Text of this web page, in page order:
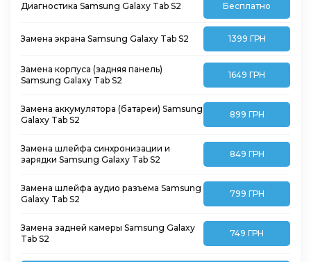
Диагностика Samsung Galaxy Tab S2 Бесплатно
Замена экрана Samsung Galaxy Tab S2 1399 ГРН
Замена корпуса (задняя панель)
Samsung Galaxy Tab S2
1649 ГРН
Замена аккумулятора (батареи) Samsung
Galaxy Tab S2
899 ГРН
Замена шлейфа синхронизации и
зарядки Samsung Galaxy Tab S2
849 ГРН
Замена шлейфа аудио разъема Samsung
Galaxy Tab S2
799 ГРН
Замена задней камеры Samsung Galaxy
Tab S2
749 ГРН